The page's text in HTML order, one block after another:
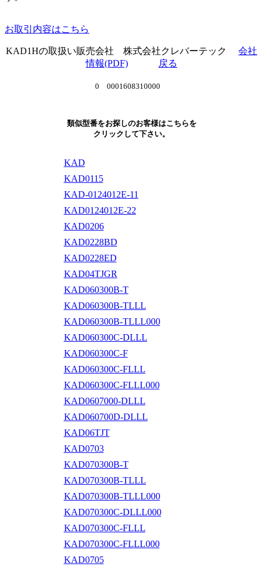
お取引内容はこちら
KAD1Hの取扱い販売会社 株式会社クレバーテック 会社
情報(PDF)
戻る
0 0001608310000
類似型番をお探しのお客様はこちらを
クリックして下さい。
KAD
KAD0115
KAD-0124012E-11
KAD0124012E-22
KAD0206
KAD0228BD
KAD0228ED
KAD04TJGR
KAD060300B-T
KAD060300B-TLLL
KAD060300B-TLLL000
KAD060300C-DLLL
KAD060300C-F
KAD060300C-FLLL
KAD060300C-FLLL000
KAD0607000-DLLL
KAD060700D-DLLL
KAD06TJT
KAD0703
KAD070300B-T
KAD070300B-TLLL
KAD070300B-TLLL000
KAD070300C-DLLL000
KAD070300C-FLLL
KAD070300C-FLLL000
KAD0705